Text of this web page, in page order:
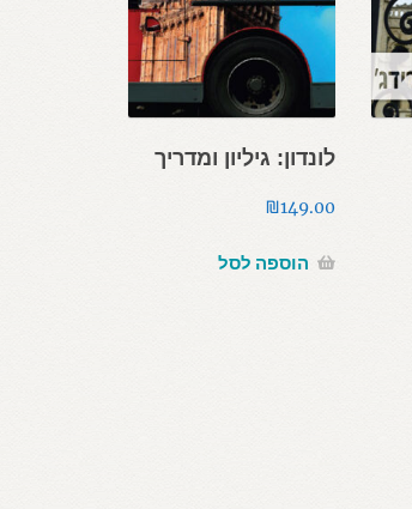
לונדון: גיליון ומדריך
₪149.00
הוספה לסל